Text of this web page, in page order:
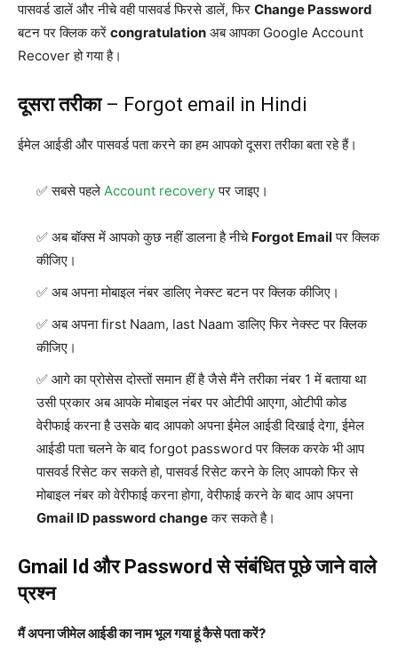
पासवर्ड डालें और नीचे वही पासवर्ड फिरसे डालें, फिर Change Password
बटन पर क्लिक करें congratulation अब आपका Google Account
Recover हो गया है।
दूसरा तरीका– Forgot email in Hindi
ईमेल आईडी और पासवर्ड पता करने का हम आपको दूसरा तरीका बता रहे हैं।
सबसे पहले Account recoveryपर जाइए।
अब बॉक्स में आपको कुछ नहीं डालना है नीचे Forgot Emailपर क्लिक
कीजिए।
अब अपना मोबाइल नंबर डालिए नेक्स्ट बटन पर क्लिक कीजिए।
अब अपना first Naam, last Naam डालिए फिर नेक्स्ट पर क्लिक
कीजिए।
आगे का प्रोसेस दोस्तों समान हीं है जैसे मैंने तरीका नंबर 1 में बताया था
उसी प्रकार अब आपके मोबाइल नंबर पर ओटीपी आएगा, ओटीपी कोड
वेरीफाई करना है उसके बाद आपको अपना ईमेल आईडी दिखाई देगा, ईमेल
आईडी पता चलने के बाद forgot password पर क्लिक करके भी आप
पासवर्ड रिसेट कर सकते हो, पासवर्ड रिसेट करने के लिए आपको फिर से
मोबाइल नंबर को वेरीफाई करना होगा, वेरीफाई करने के बाद आप अपना
Gmail ID password changeकर सकते है।
Gmail Id और Password से संबंधित पूछे जाने वाले
प्रश्न
मैं अपना जीमेल आईडी का नाम भूल गया हूं कैसे पता करें?